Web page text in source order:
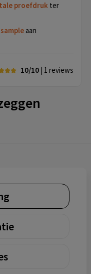
proefdruk ter
sample aan
10/10 | 1 reviews